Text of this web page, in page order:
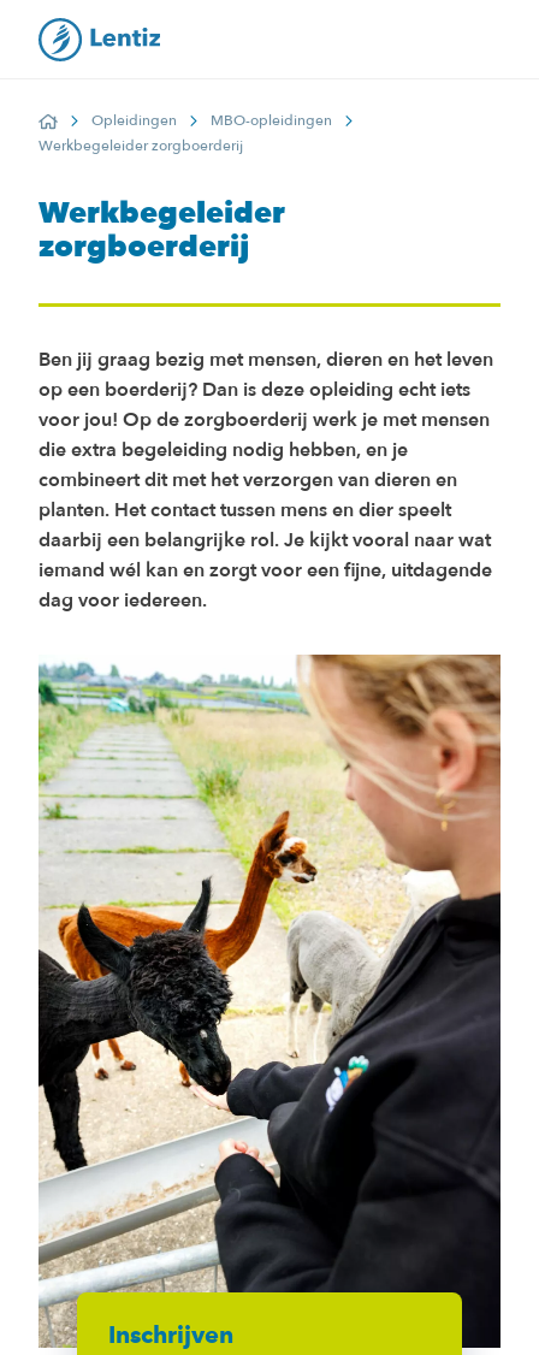
HomeOpleidingen
MBO-opleidingen
Werkbegeleider zorgboerderij
Werkbegeleider
zorgboerderij
Ben jij graag bezig met mensen, dieren en het leven
op een boerderij? Dan is deze opleiding echt iets
voor jou! Op de zorgboerderij werk je met mensen
die extra begeleiding nodig hebben, en je
combineert dit met het verzorgen van dieren en
planten. Het contact tussen mens en dier speelt
daarbij een belangrijke rol. Je kijkt vooral naar wat
iemand wél kan en zorgt voor een fijne, uitdagende
dag voor iedereen.
Inschrijven